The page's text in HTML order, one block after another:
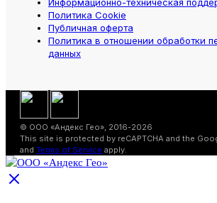
Информационно-техническая
Политика Cookie
Публичная оферта
Политика в отношении обработки
данных
© ООО «Андекс Гео», 2016-2026
This site is protected by reCAPTCHA and the
and Terms of Service apply.